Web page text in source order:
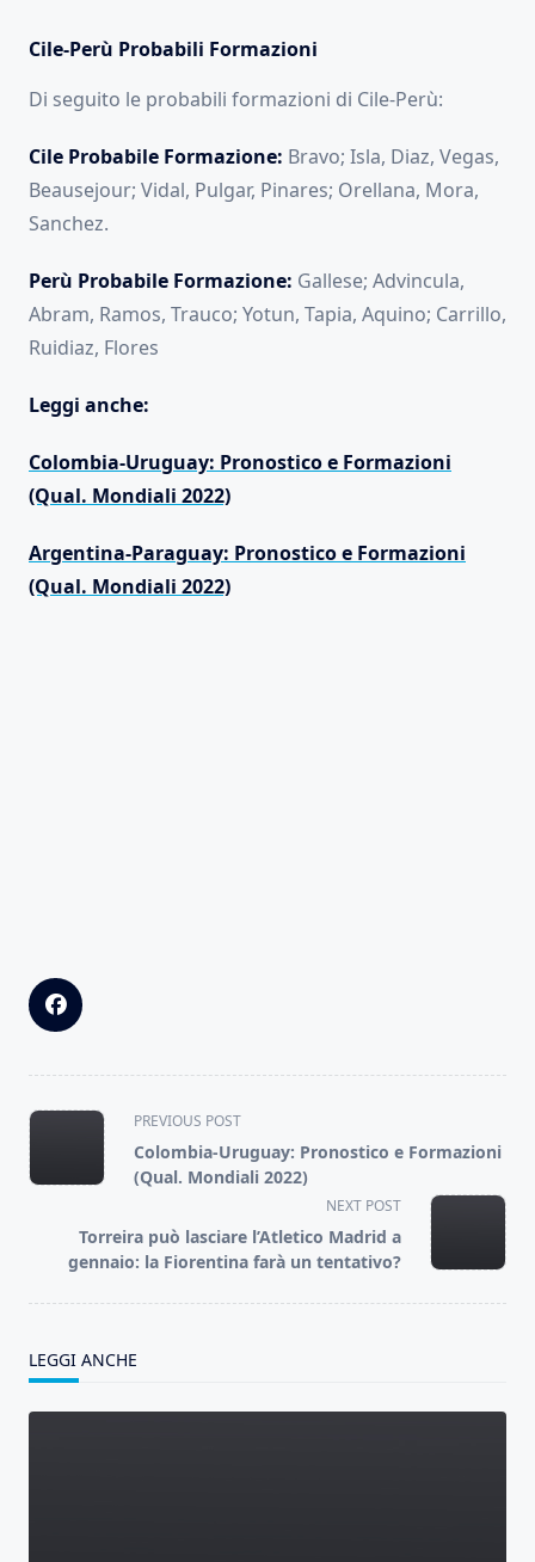
Cile-Perù Probabili Formazioni
Di seguito le probabili formazioni di Cile-Perù:
Cile Probabile Formazione: Bravo; Isla, Diaz, Vegas,
Beausejour; Vidal, Pulgar, Pinares; Orellana, Mora,
Sanchez.
Perù Probabile Formazione: Gallese; Advincula,
Abram, Ramos, Trauco; Yotun, Tapia, Aquino; Carrillo,
Ruidiaz, Flores
Leggi anche:
Colombia-Uruguay: Pronostico e Formazioni
(Qual. Mondiali 2022)
Argentina-Paraguay: Pronostico e Formazioni
(Qual. Mondiali 2022)
<span
class="nav-
subtitle
reader-
text">Page</span>
PREVIOUS POST
Colombia-Uruguay: Pronostico e Formazioni
(Qual. Mondiali 2022)
NEXT POST
Torreira può lasciare l’Atletico Madrid a
gennaio: la Fiorentina farà un tentativo?
LEGGI ANCHE